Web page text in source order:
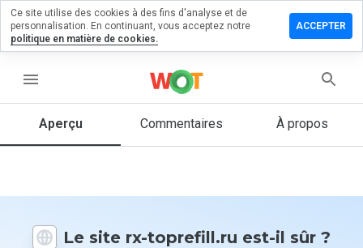
menu
Aperçu Commentaires À propos
Le site rx-toprefill.ru est-il sûr ?
un
1 et 5
vous à ce
site ?
Ce site utilise des cookies à des fins d'analyse et de
personnalisation. En continuant, vous acceptez notre
politique en matière de cookies.
ACCEPTER